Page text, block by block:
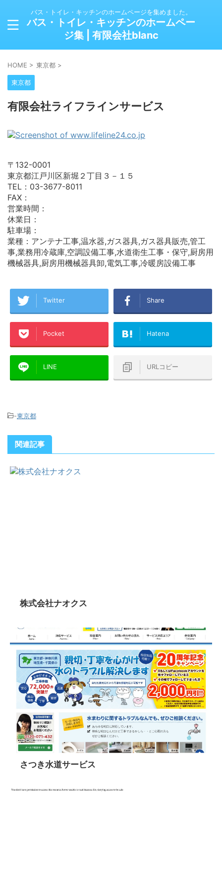
バス・トイレ・キッチンのホームページを集めました。
バス・トイレ・キッチンのホームペー
ジ集 | 有限会社blanc
HOME > 東京都 >
東京都
有限会社ライフラインサービス
〒132-0001
東京都江戸川区新堀２丁目３－１５
TEL：03-3677-8011
FAX：
営業時間：
休業日：
駐車場：
業種：アンテナ工事,温水器,ガス器具,ガス器具販売,管工
事,業務用冷蔵庫,空調設備工事,水道衛生工事・保守,厨房用
機械器具,厨房用機械器具卸,電気工事,冷暖房設備工事
Twitter Share
Pocket Hatena
LINE URLコピー
-東京都
関連記事
株式会社ナオクス
さつき水道サービス